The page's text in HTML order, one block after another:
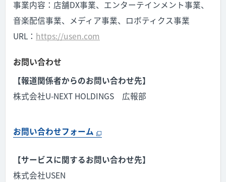
事業内容：店舗DX事業、エンターテインメント事業、
音楽配信事業、メディア事業、ロボティクス事業
URL： https://usen.com
お問い合わせ
【報道関係者からのお問い合わせ先】
株式会社U-NEXT HOLDINGS 広報部
お問い合わせフォーム
【サービスに関するお問い合わせ先】
株式会社USEN